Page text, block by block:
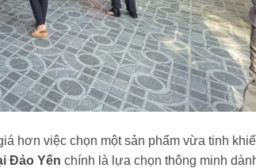
hơn việc chọn một sản phẩm vừa tinh
Đảo Yến chính là lựa chọn thông minh